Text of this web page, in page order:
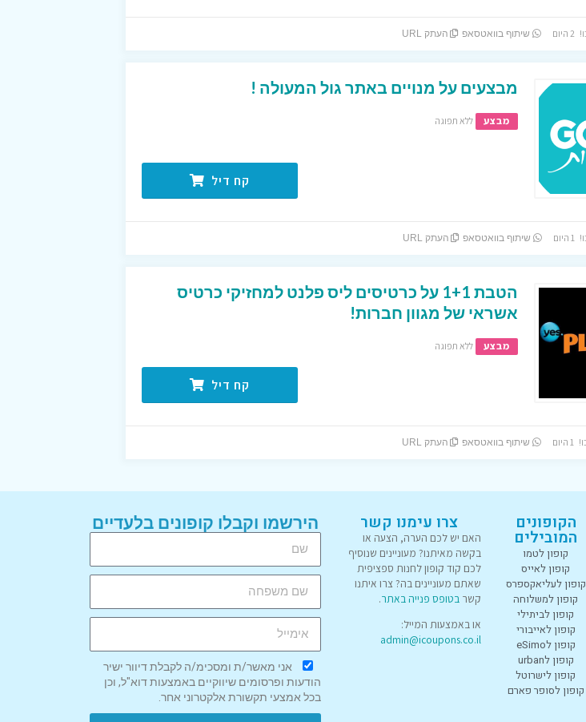
שיתוף בוואטסאפ העתק URL
מבצעים על מנויים באתר גול המעולה !
מבצע ללא תפוגה
קח דיל
שיתוף בוואטסאפ העתק URL
הטבת 1+1 על כרטיסים ליס פלנט למחזיקי כרטיס
אשראי של מגוון חברות!
מבצע ללא תפוגה
קח דיל
שיתוף בוואטסאפ העתק URL
הקופונים
המובילים
קופון לטמו
קופון לאייס
קופון לעליאקספרס
קופון למשלוחה
קופון לביתילי
קופון לאייבורי
קופון לeSimo
קופון לurban
קופון לישרוטל
קופון לסופר פארם
צרו עימנו קשר
האם יש לכם הערה, הצעה או
בקשה מאיתנו? מעוניינים שנוסיף
לכם קוד קופון לחנות ספציפית
שאתם מעוניינים בה? צרו איתנו
קשר בטופס פנייה באתר.
או באמצעות המייל:
admin@icoupons.co.il
הירשמו וקבלו קופונים בלעדיים
אני מאשר/ת ומסכימ/ה לקבלת דיוור ישיר
הודעות ופרסומים שיווקיים באמצעות דוא"ל, וכן
בכל אמצעי תקשורת אלקטרוני אחר.